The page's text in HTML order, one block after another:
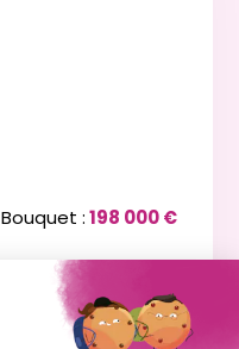
Bouquet :198 000 €
Viagimmo - Grenoble
Mandat :38VO7